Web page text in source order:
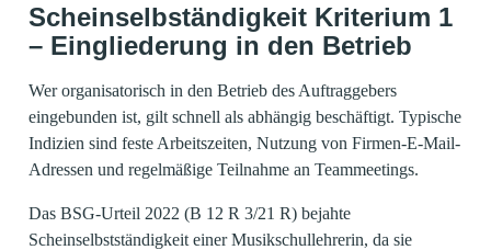
Scheinselbständigkeit Kriterium 1
– Eingliederung in den Betrieb
Wer organisatorisch in den Betrieb des Auftraggebers
eingebunden ist, gilt schnell als abhängig beschäftigt. Typische
Indizien sind feste Arbeitszeiten, Nutzung von Firmen-E-Mail-
Adressen und regelmäßige Teilnahme an Teammeetings.
Das BSG-Urteil 2022 (B 12 R 3/21 R) bejahte
Scheinselbstständigkeit einer Musikschullehrerin, da sie